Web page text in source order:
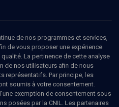
de nos programmes et services,
de vous proposer une expérience
La pertinence de cette analyse
de nos utilisateurs afin de nous
représentatifs. Par principe, les
soumis à votre consentement.
exemption de consentement sous
posées par la CNIL. Les partenaires